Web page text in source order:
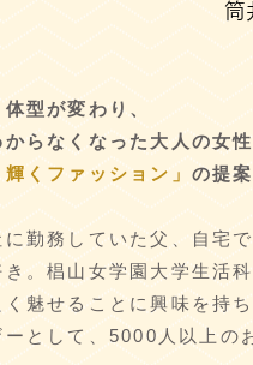
筒
型が変わり、
らなくなった大人の女
輝くファッション」 の提
に勤務していた父、自宅
き。椙山女学園大学生活
く魅せることに興味を持
として、5000人以上の